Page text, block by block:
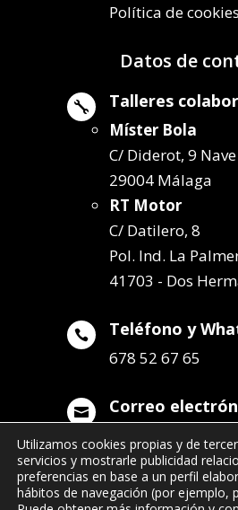
Política de cookies
Datos de
 Talleres
Míster Bola
C/ Diderot, 9
29004 Málaga
RT Motor
C/ Datilero, 8
Pol. Ind. La
41703 - Dos
 Teléfono y
678 52 67 65
 Correo
Utilizamos cookies propias y de
servicios y mostrarle publicidad
preferencias en base a un perfil
hábitos de navegación (por ejemplo,